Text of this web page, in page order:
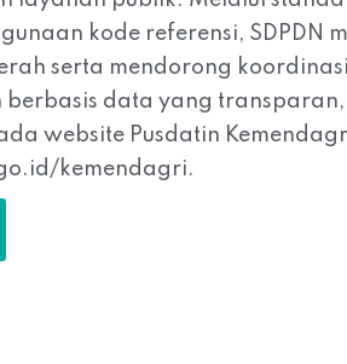
kode referensi, SDPDN
serta mendorong
data yang transparan,
website Pusdatin
kemendagri.